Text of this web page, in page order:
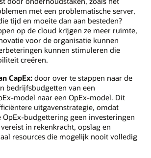
met een problematische server,
tijd en moeite dan aan besteden?
op de cloud krijgen ze meer ruimte,
voor de organisatie kunnen
kunnen stimuleren die
creëren.
CapEx: door over te stappen naar de
bedrijfsbudgetten van een
model naar een OpEx-model. Dit
uitgavenstrategie, omdat
OpEx-budgettering geen investeringen
in rekenkracht, opslag en
resources die mogelijk nooit volledig